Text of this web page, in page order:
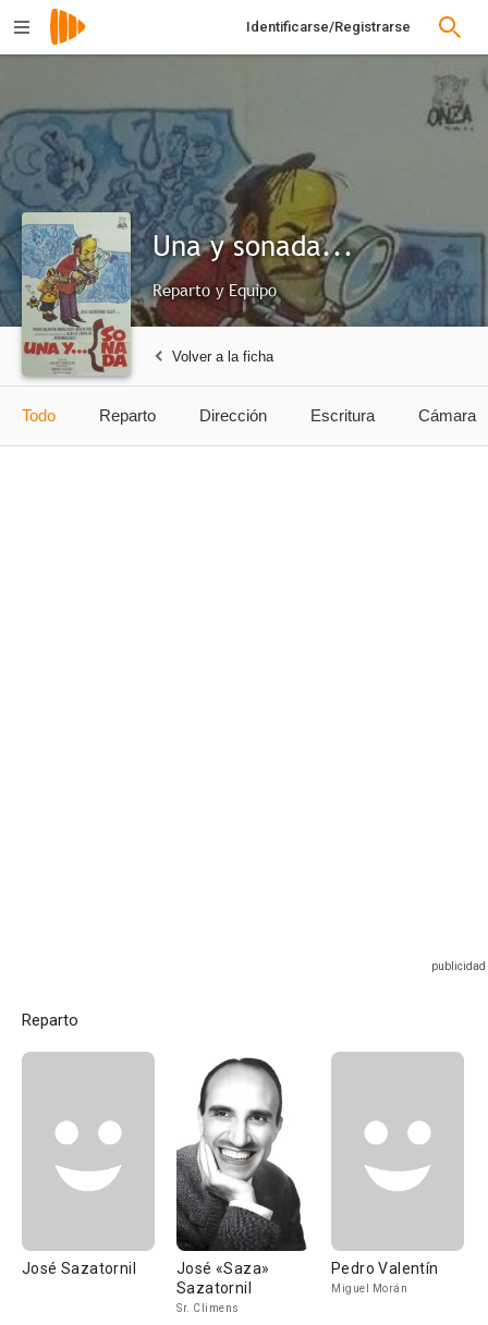
Identificarse/Registrarse
Una y sonada...
Reparto y Equipo
Volver a la ficha
Todo Reparto Dirección Escritura Cámara
Reparto
José Sazatornil
José «Saza»
Sazatornil
Sr. Climens
Pedro Valentín
Miguel Morán